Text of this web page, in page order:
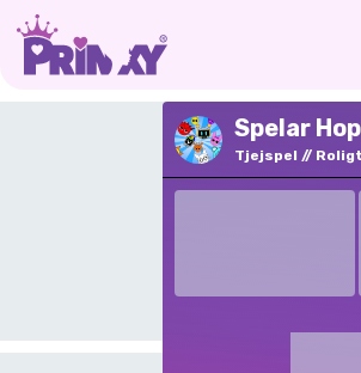
Spelar
Tjejspel Roligt